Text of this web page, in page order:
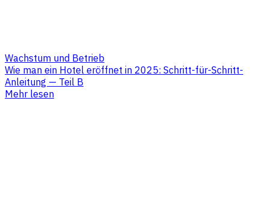
Wachstum und Betrieb
Wie man ein Hotel eröffnet in 2025: Schritt-für-Schritt-
Anleitung — Teil B
Mehr lesen